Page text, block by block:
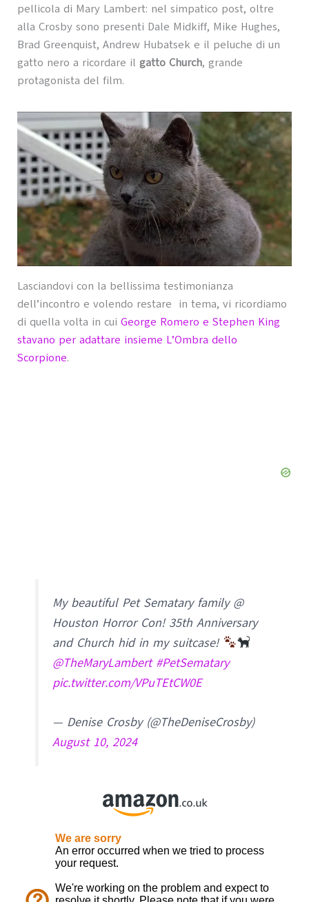
pellicola di Mary Lambert: nel simpatico post, oltre
alla Crosby sono presenti Dale Midkiff, Mike Hughes,
Brad Greenquist, Andrew Hubatsek e il peluche di un
gatto nero a ricordare il gatto Church, grande
protagonista del film.
Lasciandovi con la bellissima testimonianza
dell’incontro e volendo restare in tema, vi ricordiamo
di quella volta in cui George Romero e Stephen King
stavano per adattare insieme L’Ombra dello
Scorpione.
My beautiful Pet Sematary family @
Houston Horror Con! 35th Anniversary
and Church hid in my suitcase!
@TheMaryLambert⁩ #PetSematary
pic.twitter.com/VPuTEtCW0E
— Denise Crosby (@TheDeniseCrosby)
August 10, 2024